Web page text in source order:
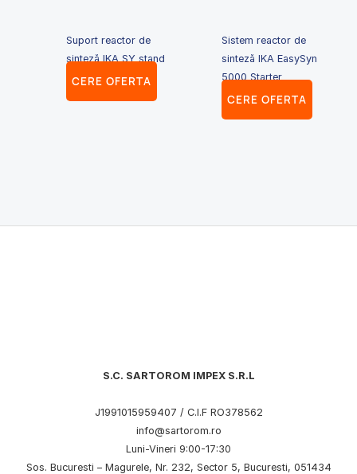
Suport reactor de
sinteză IKA SY stand
CERE OFERTA
Sistem reactor de
sinteză IKA EasySyn
5000 Starter
CERE OFERTA
S.C. SARTOROM IMPEX S.R.L
J1991015959407 / C.I.F RO378562
info@sartorom.ro
Luni-Vineri 9:00-17:30
Sos. Bucuresti – Magurele, Nr. 232, Sector 5, Bucuresti, 051434